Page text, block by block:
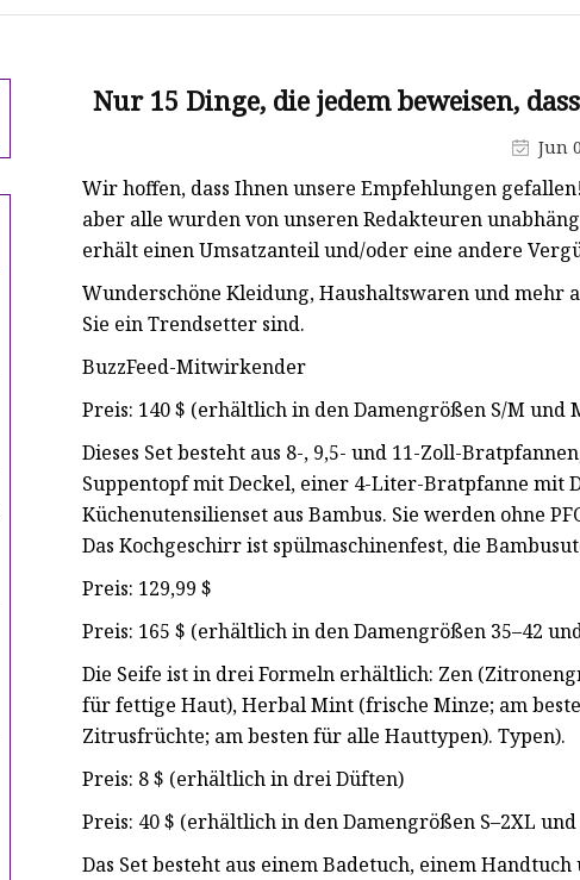
Nur 15 Dinge, die jedem beweisen,
Jun
Wir hoffen, dass Ihnen unsere Empfehlungen
aber alle wurden von unseren Redakteuren
erhält einen Umsatzanteil und/oder eine andere
Wunderschöne Kleidung, Haushaltswaren und mehr
Sie ein Trendsetter sind.
BuzzFeed-Mitwirkender
Preis: 140 $ (erhältlich in den Damengrößen S/M und
Dieses Set besteht aus 8-, 9,5- und 11-Zoll-
Suppentopf mit Deckel, einer 4-Liter-Bratpfanne mit
Küchenutensilienset aus Bambus. Sie werden ohne
Das Kochgeschirr ist spülmaschinenfest, die
Preis: 129,99 $
Preis: 165 $ (erhältlich in den Damengrößen 35–42
Die Seife ist in drei Formeln erhältlich: Zen
für fettige Haut), Herbal Mint (frische Minze; am
Zitrusfrüchte; am besten für alle Hauttypen). Typen).
Preis: 8 $ (erhältlich in drei Düften)
Preis: 40 $ (erhältlich in den Damengrößen S–2XL
Das Set besteht aus einem Badetuch, einem